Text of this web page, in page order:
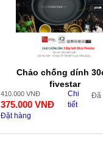
Chảo chống dính
fivestar
410.000 VNĐ
375.000 VNĐ
Đã
Chi
tiết
Đặt hàng